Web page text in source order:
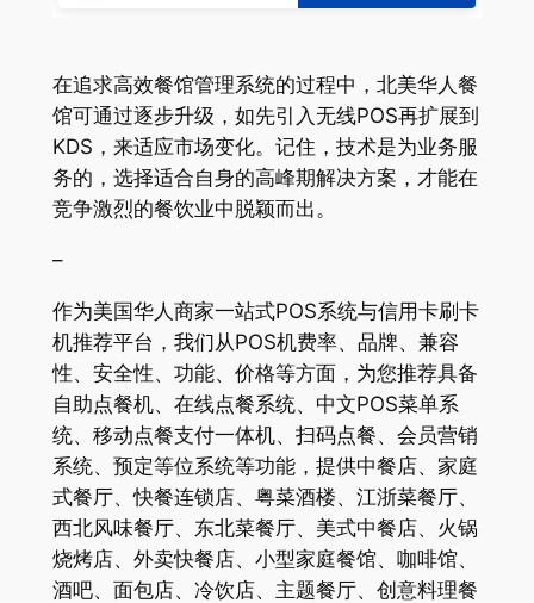
在追求高效餐馆管理系统的过程中，北美华人餐
馆可通过逐步升级，如先引入无线POS再扩展到
KDS，来适应市场变化。记住，技术是为业务服
务的，选择适合自身的高峰期解决方案，才能在
竞争激烈的餐饮业中脱颖而出。
–
作为美国华人商家一站式POS系统与信用卡刷卡
机推荐平台，我们从POS机费率、品牌、兼容
性、安全性、功能、价格等方面，为您推荐具备
自助点餐机、在线点餐系统、中文POS菜单系
统、移动点餐支付一体机、扫码点餐、会员营销
系统、预定等位系统等功能，提供中餐店、家庭
式餐厅、快餐连锁店、粤菜酒楼、江浙菜餐厅、
西北风味餐厅、东北菜餐厅、美式中餐店、火锅
烧烤店、外卖快餐店、小型家庭餐馆、咖啡馆、
酒吧、面包店、冷饮店、主题餐厅、创意料理餐